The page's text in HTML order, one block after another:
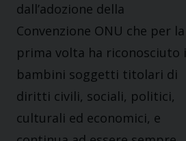
dall’adozione della
Convenzione ONU che per la
prima volta ha riconosciuto i
bambini soggetti titolari di
diritti civili, sociali, politici,
culturali ed economici, e